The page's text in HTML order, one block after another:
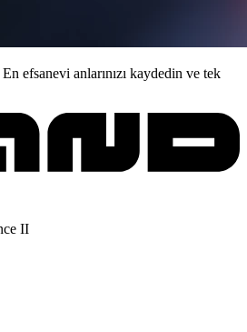
En efsanevi anlarınızı kaydedin ve tek
II